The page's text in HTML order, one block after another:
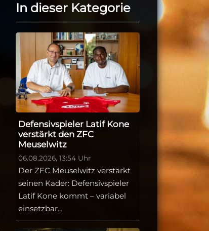
In dieser Kategorie
Defensivspieler Latif Kone
verstärkt den ZFC
Meuselwitz
06.08.2026, 13:54 Uhr
Der ZFC Meuselwitz verstärkt
seinen Kader: Defensivspieler
Latif Kone kommt – variabel
einsetzbar...